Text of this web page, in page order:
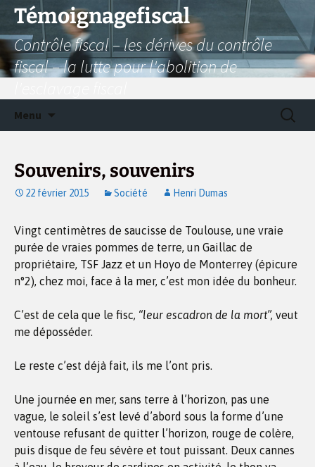
Aller
contenu
Témoignagefiscal
Contrôle fiscal – les dérives du contrôle
fiscal – la lutte pour l'abolition de
Menu
Souvenirs, souvenirs
22 février 2015 Société Henri Dumas
Vingt centimètres de saucisse de Toulouse, une vraie
purée de vraies pommes de terre, un Gaillac de
propriétaire, TSF Jazz et un Hoyo de Monterrey (épicure
n°2), chez moi, face à la mer, c’est mon idée du bonheur.
C’est de cela que le fisc, “leur escadron de la mort”, veut
me déposséder.
Le reste c’est déjà fait, ils me l’ont pris.
Une journée en mer, sans terre à l’horizon, pas une
vague, le soleil s’est levé d’abord sous la forme d’une
ventouse refusant de quitter l’horizon, rouge de colère,
puis disque de feu sévère et tout puissant. Deux cannes